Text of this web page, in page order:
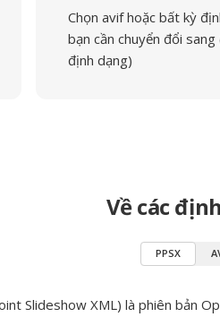
Chọn avif hoặc bất kỳ
bạn cần chuyển đổi
định dạng)
Về các
PPSX
Slideshow XML) là phiên bản